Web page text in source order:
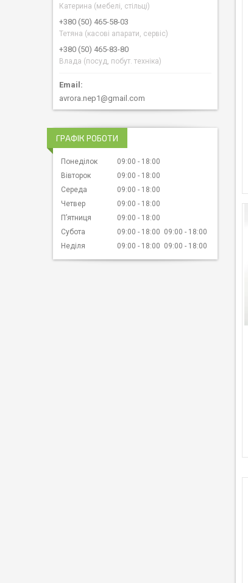
Катерина (мебелі, стільці)
+380 (50) 465-58-03
Тетяна (касові апарати, сервіс)
+380 (50) 465-83-80
Влада (посуд, побут. техніка)
avrora.nep1@gmail.com
ГРАФІК РОБОТИ
Понеділок 09:00
18:00
Вівторок
09:00
18:00
Середа
09:00
18:00
Четвер
09:00
18:00
Пʼятниця
09:00
18:00
Субота
09:00 18:00 09:00
18:00
Неділя
09:00 18:00 09:00 18:00